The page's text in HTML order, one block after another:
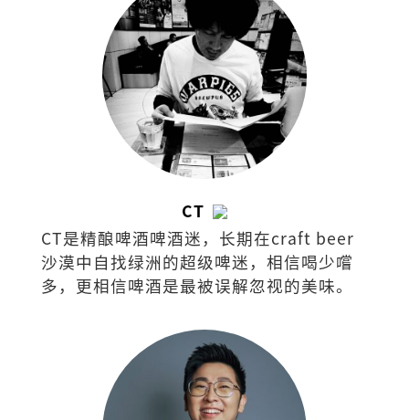
CT
CT是精酿啤酒啤酒迷，长期在craft beer
沙漠中自找绿洲的超级啤迷，相信喝少嚐
多，更相信啤酒是最被误解忽视的美味。